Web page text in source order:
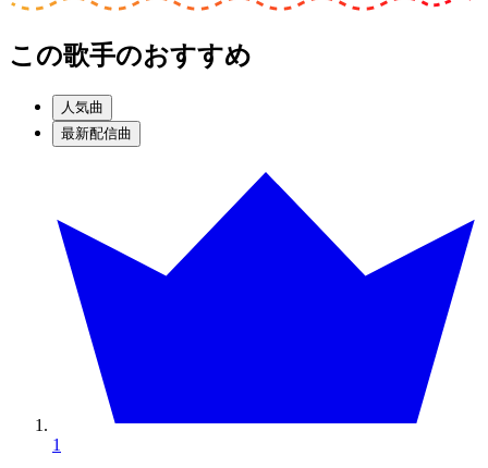
この歌手のおすすめ
人気曲
最新配信曲
1